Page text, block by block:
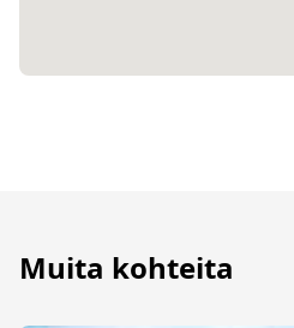
Muita kohteita